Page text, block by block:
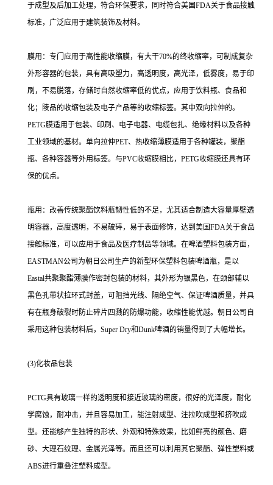
于成型及后加工处理，符合环保要求，同时符合美国FDA关于食品接触
标准，广泛应用于建筑装饰及材料。
膜用：专门应用于高性能收缩膜，有大干70%的终收缩率，可制成复杂
外形容器的包装，具有高吸塑力，高透明度，高光泽，低雾度，易于印
刷，不易脱落，存储时自然收缩率低的优点，应用于饮料瓶、食品和
化；陵品的收缩包装及电子产品等的收缩标签。其中双向拉伸的。
PETG膜适用于包装、印刷、电子电器、电缆包扎、绝缘材料以及各种
工业领域的基材。单向拉伸PET、热收缩薄膜适用于各种罐装，聚酯
瓶、各种容器等外用标签。与PVC收缩膜相比，PETG收缩膜还具有环
保的优点。
瓶用：改善传统聚酯饮料瓶韧性低的不足，尤其适合制造大容量厚壁透
明容器，高度透明，不易破碎，易于表面修饰，达到美国FDA关于食品
接触标准，可以应用于食品及医疗制品等领域。在啤酒塑料包装方面，
EASTMAN公司为朝日公司生产的新型环保塑料包装啤酒瓶，是以
Eastal共聚聚酯薄膜作密封包装的材料，其外形为银黑色，在颈部辅以
黑色孔带状拉环式封盖，可阻挡光线、隔绝空气、保证啤酒质量，并具
有在瓶身破裂时防止碎片四溅的防爆功能，收缩性能优越。朝日公司自
采用这种包装材料后，Super Dry和Dunk啤酒的销量得到了大幅增长。
(3)化妆品包装
PCTG具有玻璃一样的透明度和接近玻璃的密度，很好的光泽度，耐化
学腐蚀，耐冲击，并且容易加工，能注射成型、注拉吹成型和挤吹成
型。还能够产生独特的形状、外观和特殊效果，比如鲜亮的颜色、磨
砂、大理石纹理、金属光泽等。而且还可以利用其它聚酯、弹性塑料或
ABS进行重叠注塑料成型。